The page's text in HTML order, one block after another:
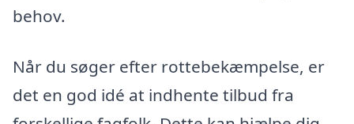
behov.
Når du søger efter rottebekæmpelse, er
det en god idé at indhente tilbud fra